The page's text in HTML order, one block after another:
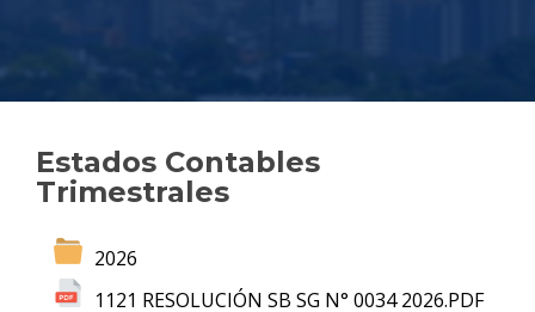
Estados Contables
Trimestrales
2026
1121 RESOLUCIÓN SB SG N° 0034 2026.PDF